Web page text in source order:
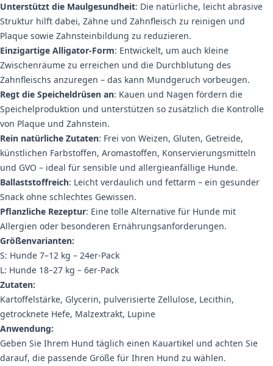
Unterstützt die Maulgesundheit: Die natürliche, leicht abrasive
Struktur hilft dabei, Zähne und Zahnfleisch zu reinigen und
Plaque sowie Zahnsteinbildung zu reduzieren.
Einzigartige Alligator-Form: Entwickelt, um auch kleine
Zwischenräume zu erreichen und die Durchblutung des
Zahnfleischs anzuregen – das kann Mundgeruch vorbeugen.
Regt die Speicheldrüsen an: Kauen und Nagen fördern die
Speichelproduktion und unterstützen so zusätzlich die Kontrolle
von Plaque und Zahnstein.
Rein natürliche Zutaten: Frei von Weizen, Gluten, Getreide,
künstlichen Farbstoffen, Aromastoffen, Konservierungsmitteln
und GVO – ideal für sensible und allergieanfällige Hunde.
Ballaststoffreich: Leicht verdaulich und fettarm – ein gesunder
Snack ohne schlechtes Gewissen.
Pflanzliche Rezeptur: Eine tolle Alternative für Hunde mit
Allergien oder besonderen Ernährungsanforderungen.
Größenvarianten:
S: Hunde 7–12 kg – 24er-Pack
L: Hunde 18–27 kg – 6er-Pack
Zutaten:
Kartoffelstärke, Glycerin, pulverisierte Zellulose, Lecithin,
getrocknete Hefe, Malzextrakt, Lupine
Anwendung:
Geben Sie Ihrem Hund täglich einen Kauartikel und achten Sie
darauf, die passende Größe für Ihren Hund zu wählen.